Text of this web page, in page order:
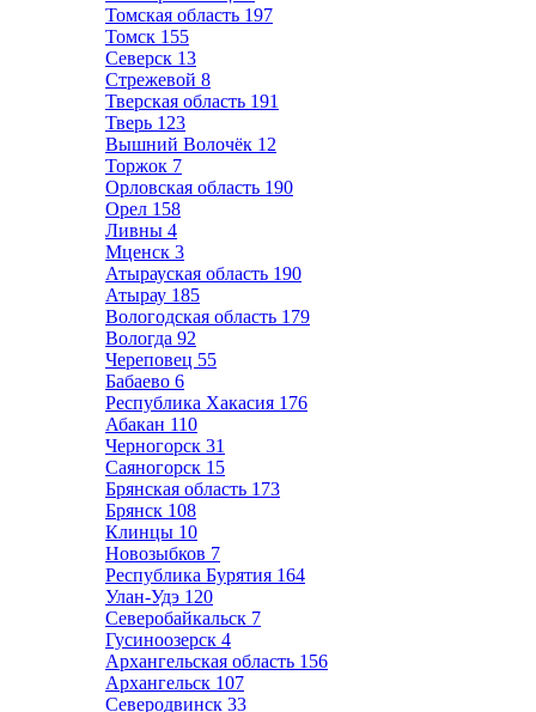
Томская область 197
Томск 155
Северск 13
Стрежевой 8
Тверская область 191
Тверь 123
Вышний Волочёк 12
Торжок 7
Орловская область 190
Орел 158
Ливны 4
Мценск 3
Атырауская область 190
Атырау 185
Вологодская область 179
Вологда 92
Череповец 55
Бабаево 6
Республика Хакасия 176
Абакан 110
Черногорск 31
Саяногорск 15
Брянская область 173
Брянск 108
Клинцы 10
Новозыбков 7
Республика Бурятия 164
Улан-Удэ 120
Северобайкальск 7
Гусиноозерск 4
Архангельская область 156
Архангельск 107
Северодвинск 33